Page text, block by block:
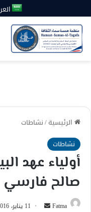
الرئيسية/نشاطات
نشاطات
أولياء عهد
صالح فارسي
Fatma
أرسل 11 يناير، 2016